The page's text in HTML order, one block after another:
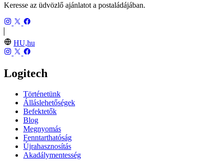
Keresse az üdvözlő ajánlatot a postaládájában.
HU,hu
Logitech
Történetünk
Álláslehetőségek
Befektetők
Blog
Megnyomás
Fenntarthatóság
Újrahasznosítás
Akadálymentesség